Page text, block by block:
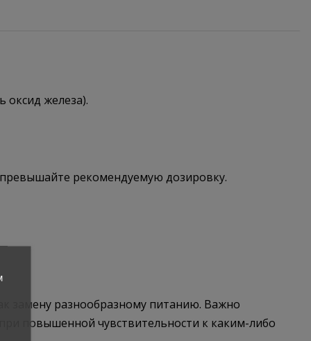
оксид железа).
рекомендуемую дозировку.
замену разнообразному питанию. Важно
повышенной чувствительности к каким-либо